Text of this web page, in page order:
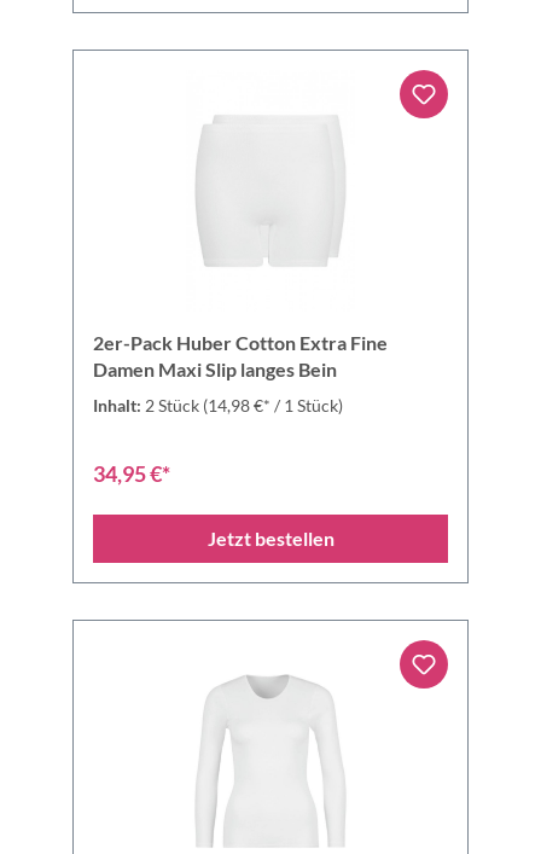
2er-Pack Huber Cotton Extra Fine
Damen Maxi Slip langes Bein
Inhalt: 2 Stück (14,98 €* / 1 Stück)
34,95 €*
Jetzt bestellen